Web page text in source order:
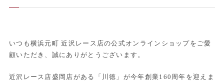
いつも横浜元町 近沢レース店の公式オンラインショップをご愛
顧いただき、誠にありがとうございます。
近沢レース店盛岡店がある「川徳」が今年創業160周年を迎えま